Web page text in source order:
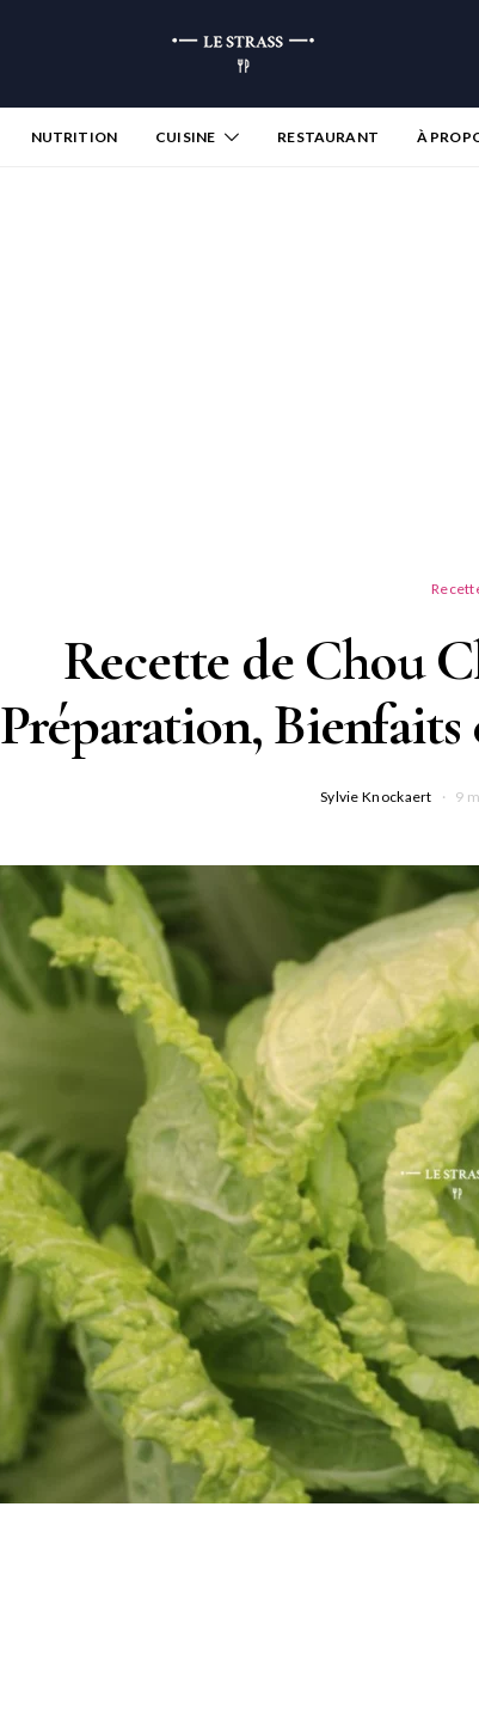
NUTRITION CUISINE RESTAURANT À
Recette de Chou
Préparation, Bienfaits
Sylvie Knockaert 9